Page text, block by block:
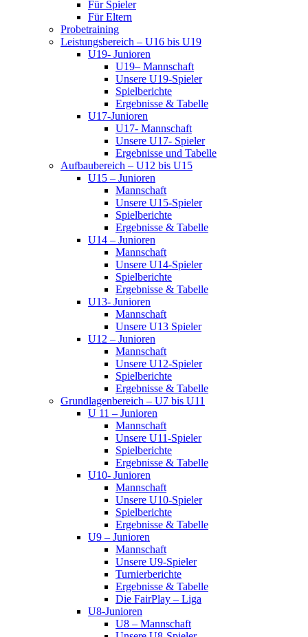
Für Spieler
Für Eltern
Probetraining
Leistungsbereich – U16 bis U19
U19- Junioren
U19– Mannschaft
Unsere U19-Spieler
Spielberichte
Ergebnisse & Tabelle
U17-Junioren
U17- Mannschaft
Unsere U17- Spieler
Ergebnisse und Tabelle
Aufbaubereich – U12 bis U15
U15 – Junioren
Mannschaft
Unsere U15-Spieler
Spielberichte
Ergebnisse & Tabelle
U14 – Junioren
Mannschaft
Unsere U14-Spieler
Spielberichte
Ergebnisse & Tabelle
U13- Junioren
Mannschaft
Unsere U13 Spieler
U12 – Junioren
Mannschaft
Unsere U12-Spieler
Spielberichte
Ergebnisse & Tabelle
Grundlagenbereich – U7 bis U11
U 11 – Junioren
Mannschaft
Unsere U11-Spieler
Spielberichte
Ergebnisse & Tabelle
U10- Junioren
Mannschaft
Unsere U10-Spieler
Spielberichte
Ergebnisse & Tabelle
U9 – Junioren
Mannschaft
Unsere U9-Spieler
Turnierberichte
Ergebnisse & Tabelle
Die FairPlay – Liga
U8-Junioren
U8 – Mannschaft